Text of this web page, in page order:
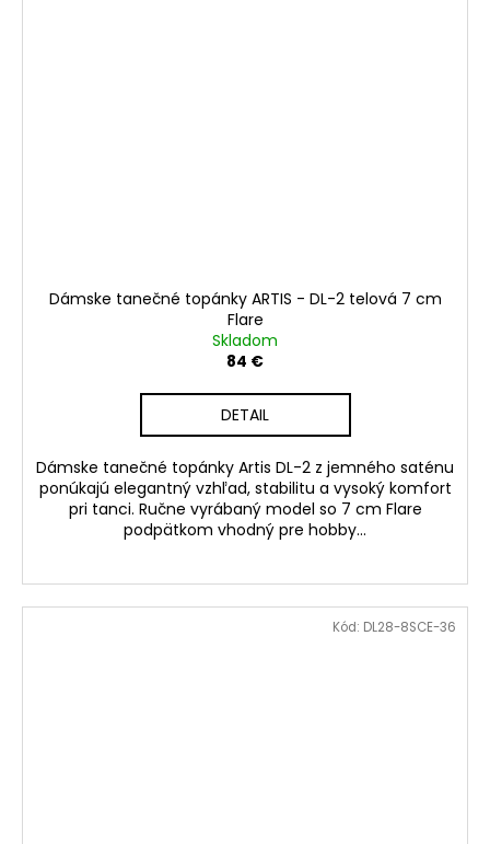
Dámske tanečné topánky ARTIS - DL-2 telová 7 cm
Flare
Skladom
84 €
DETAIL
Dámske tanečné topánky Artis DL-2 z jemného saténu
ponúkajú elegantný vzhľad, stabilitu a vysoký komfort
pri tanci. Ručne vyrábaný model so 7 cm Flare
podpätkom vhodný pre hobby...
Kód: DL28-8SCE-36